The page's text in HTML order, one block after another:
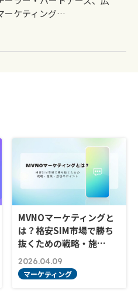
ーケティング…
MVNOマーケティングと
は？格安SIM市場で勝ち
抜くための戦略・施…
2026.04.09
マーケティング